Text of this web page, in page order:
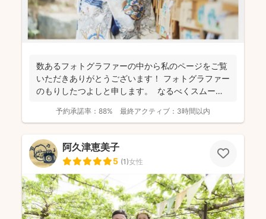
数あるフォトグラファーの中から私のページをご覧
いただきありがとうございます！ フォトグラファー
のもりしたつよしと申します。 なるべくスムーズ
予約承諾率： 88% 最終アクティブ： 3時間以内
阿久津恵美子
5 (1)女性